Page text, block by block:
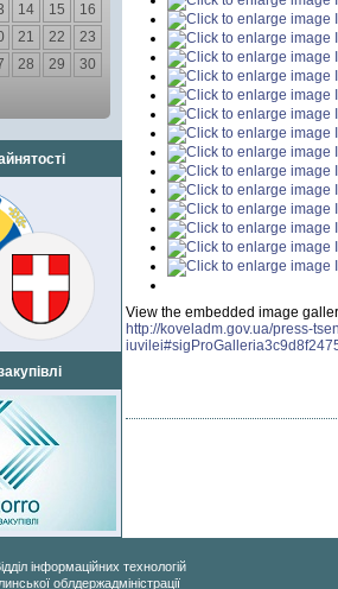
14 15
16
21 22
23
28 29
30
View the embedded image
http://koveladm.gov.ua/press-
інформаційних технологій
облдержадміністрації